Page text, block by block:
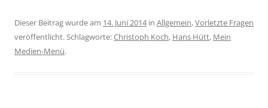
Dieser Beitrag wurde am 14. Juni 2014in Allgemein,Vorletzte Fragen
veröffentlicht. Schlagworte:Christoph Koch, Hans Hütt, Mein
Medien-Menü.